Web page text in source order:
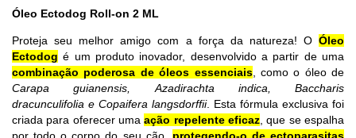
Óleo Ectodog Roll-on 2 ML
Proteja seu melhor amigo com a força da natureza! O Óleo
Ectodog é um produto inovador, desenvolvido a partir de uma
combinação poderosa de óleos essenciais, como o óleo de
Carapa guianensis, Azadirachta indica, Baccharis
dracunculifolia e Copaifera langsdorffii. Esta fórmula exclusiva foi
criada para oferecer umaação repelente eficaz, que se espalha